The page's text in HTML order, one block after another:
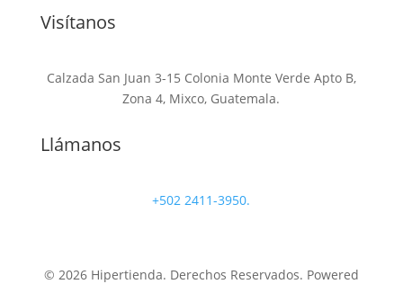
Visítanos
Calzada San Juan 3-15 Colonia Monte Verde Apto B,
Zona 4, Mixco, Guatemala.
Llámanos
+502 2411-3950.
© 2026 Hipertienda. Derechos Reservados. Powered